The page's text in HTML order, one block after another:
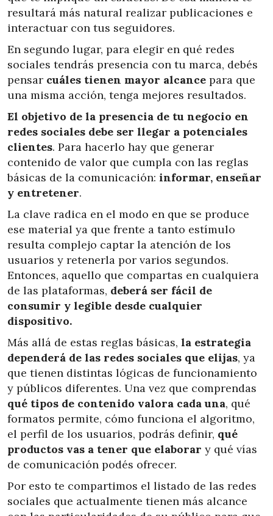
resultará más natural realizar publicaciones e
interactuar con tus seguidores.
En segundo lugar, para elegir en qué redes
sociales tendrás presencia con tu marca, debés
pensar cuáles tienen mayor alcance para que
una misma acción, tenga mejores resultados.
El objetivo de la presencia de tu negocio en
redes sociales debe ser llegar a potenciales
clientes. Para hacerlo hay que generar
contenido de valor que cumpla con las reglas
básicas de la comunicación: informar, enseñar
y entretener.
La clave radica en el modo en que se produce
ese material ya que frente a tanto estímulo
resulta complejo captar la atención de los
usuarios y retenerla por varios segundos.
Entonces, aquello que compartas en cualquiera
de las plataformas, deberá ser fácil de
consumir y legible desde cualquier
dispositivo.
Más allá de estas reglas básicas, la estrategia
dependerá de las redes sociales que elijas, ya
que tienen distintas lógicas de funcionamiento
y públicos diferentes. Una vez que comprendas
qué tipos de contenido valora cada una, qué
formatos permite, cómo funciona el algoritmo,
el perfil de los usuarios, podrás definir, qué
productos vas a tener que elaborar y qué vías
de comunicación podés ofrecer.
Por esto te compartimos el listado de las redes
sociales que actualmente tienen más alcance